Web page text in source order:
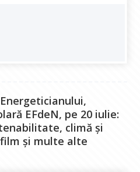
EFdeN, pe 20 iulie:
climă și
și multe alte